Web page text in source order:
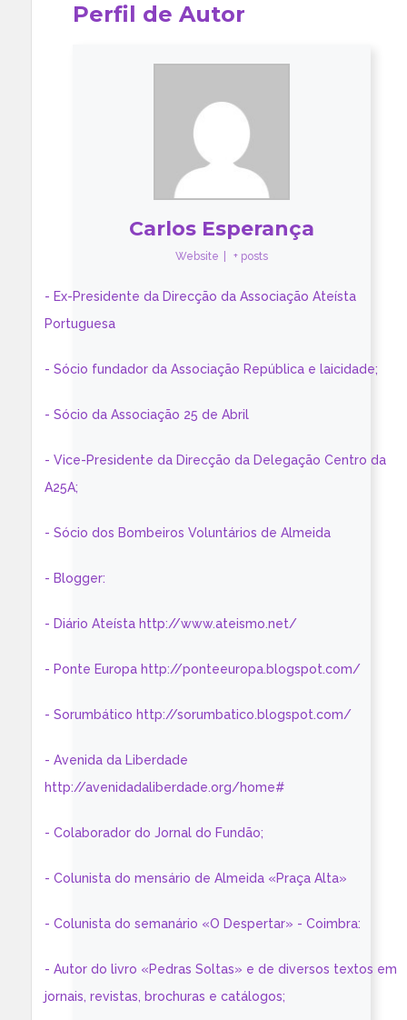
Perfil de Autor
Carlos Esperança
Website + posts
- Ex-Presidente da Direcção da Associação Ateísta
Portuguesa
- Sócio fundador da Associação República e laicidade;
- Sócio da Associação 25 de Abril
- Vice-Presidente da Direcção da Delegação Centro da
A25A;
- Sócio dos Bombeiros Voluntários de Almeida
- Blogger:
- Diário Ateísta http://www.ateismo.net/
- Ponte Europa http://ponteeuropa.blogspot.com/
- Sorumbático http://sorumbatico.blogspot.com/
- Avenida da Liberdade
http://avenidadaliberdade.org/home#
- Colaborador do Jornal do Fundão;
- Colunista do mensário de Almeida «Praça Alta»
- Colunista do semanário «O Despertar» - Coimbra:
- Autor do livro «Pedras Soltas» e de diversos textos em
jornais, revistas, brochuras e catálogos;